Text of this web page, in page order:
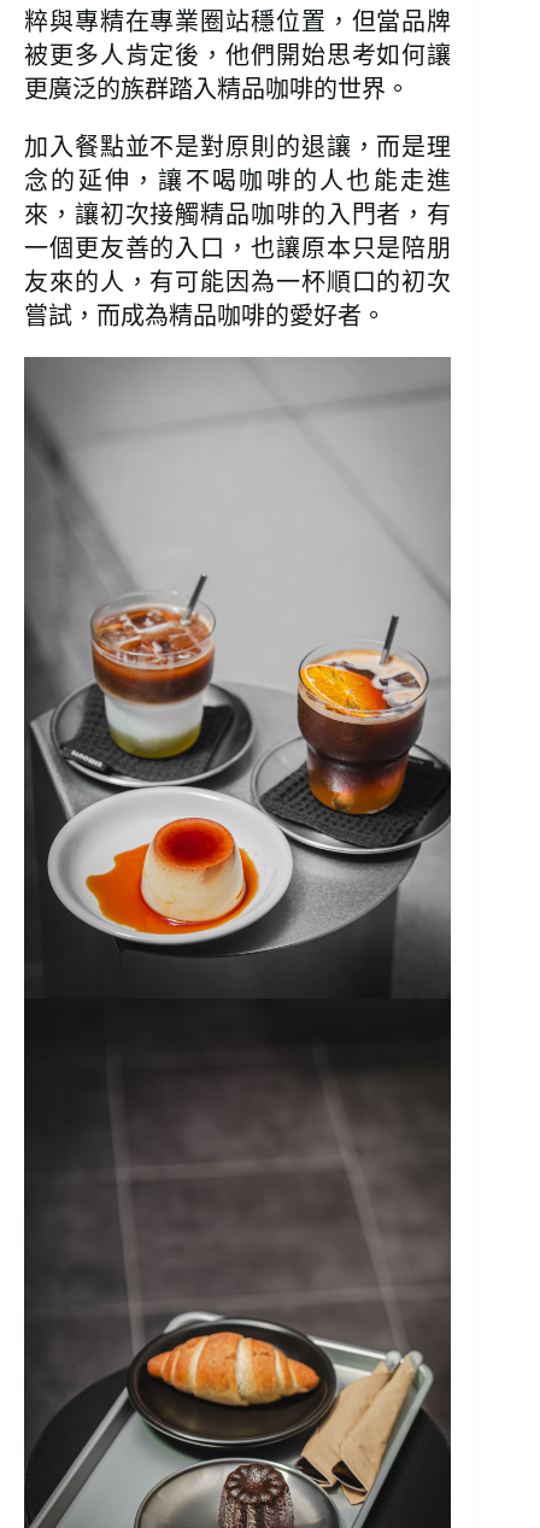
粹與專精在專業圈站穩位置，但當品牌
被更多人肯定後，他們開始思考如何讓
更廣泛的族群踏入精品咖啡的世界。
加入餐點並不是對原則的退讓，而是理
念的延伸，讓不喝咖啡的人也能走進
來，讓初次接觸精品咖啡的入門者，有
一個更友善的入口，也讓原本只是陪朋
友來的人，有可能因為一杯順口的初次
嘗試，而成為精品咖啡的愛好者。